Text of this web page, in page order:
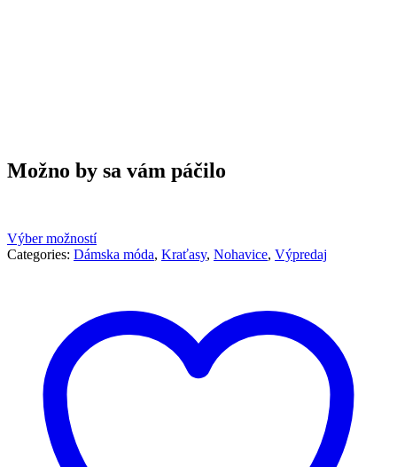
Možno by sa vám páčilo
Výber možností
Categories: Dámska móda, Kraťasy, Nohavice, Výpredaj